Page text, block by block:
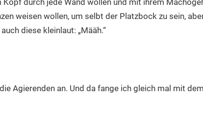
weisen wollen, um selbt der Platzbock zu sein,
diese kleinlaut: „Määh.“
Agierenden an. Und da fange ich gleich mal mit